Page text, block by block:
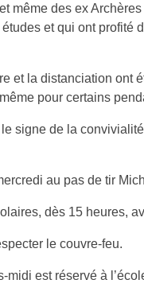
même des ex
et qui ont profité
et la distanciation ont
pour certains
signe de la
au pas de tir
dès 15 heures,
le couvre-feu.
midi est réservé à